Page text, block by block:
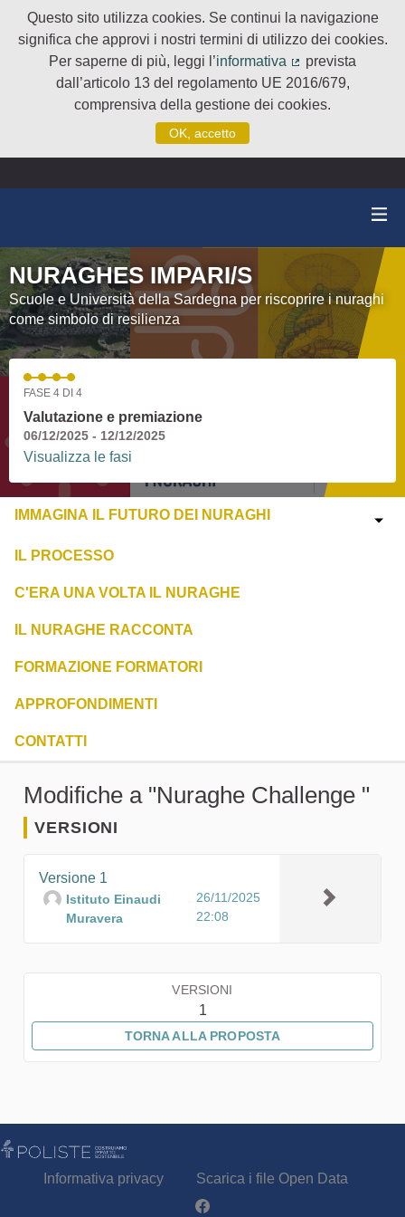
Questo sito utilizza cookies. Se continui la navigazione
significa che approvi i nostri termini di utilizzo dei cookies.
Per saperne di più, leggi l’informativa
(Collegamento
prevista
dall’articolo 13 del regolamento UE 2016/679,
comprensiva della gestione dei cookies.
OK, accetto
NURAGHES IMPARI/S
Scuole e Università della Sardegna per riscoprire i nuraghi
come simbolo di resilienza
FASE 4 DI 4
Valutazione e premiazione
06/12/2025 - 12/12/2025
Visualizza le fasi
IMMAGINA IL FUTURO DEI NURAGHI
IL PROCESSO
C'ERA UNA VOLTA IL NURAGHE
IL NURAGHE RACCONTA
FORMAZIONE FORMATORI
APPROFONDIMENTI
CONTATTI
Modifiche a "Nuraghe Challenge "
VERSIONI
Versione 1
Istituto Einaudi
Muravera
26/11/2025
22:08
VERSIONI
1
TORNA ALLA PROPOSTA
Informativa privacy
Scarica i file Open Data
Partecipa - Poliste su Facebook